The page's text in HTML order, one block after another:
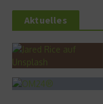
Aktuelles